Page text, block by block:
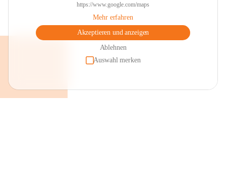
https://www.google.com/maps
Mehr erfahren
Akzeptieren und anzeigen
Ablehnen
Auswahl merken